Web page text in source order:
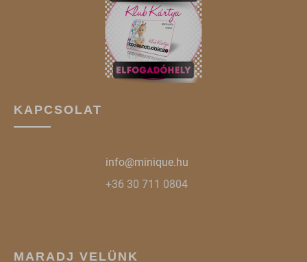
KAPCSOLAT
info@minique.hu
+36 30 711 0804
MARADJ VELÜNK